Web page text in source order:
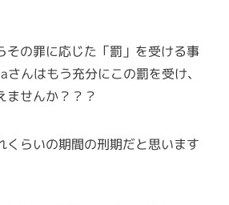
その罪に応じた「罰」を受ける事
さんはもう充分にこの罰を受け、
ませんか？？？
くらいの期間の刑期だと思います